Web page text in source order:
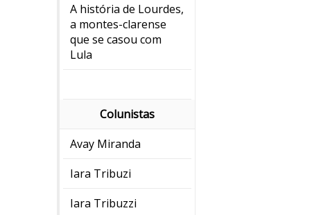
A história de Lourdes,
a montes-clarense
que se casou com
Lula
Colunistas
Avay Miranda
Iara Tribuzi
Iara Tribuzzi